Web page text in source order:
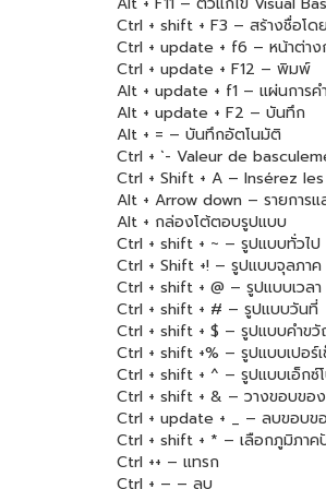
Ctrl + shift + F3 – สร้างชื่อโ
Ctrl + update + f6 – หน้าต่าง
Ctrl + update + F12 – พิมพ์
Alt + update + f1 – แผ่นการ
Alt + update + F2 – บันทึก
Alt + = – บันทึกอัตโนมัติ
Ctrl + `- Valeur de
Ctrl + Shift + A – Insérez
Alt + Arrow down – รายการ
Alt + กล่องโต้ตอบรูปแบบ
Ctrl + shift + ~ – รูปแบบทั่วไป
Ctrl + Shift +! – รูปแบบจุลภาค
Ctrl + shift + @ – รูปแบบเวลา
Ctrl + shift + # – รูปแบบวันที่
Ctrl + shift + $ – รูปแบบคำข
Ctrl + shift +% – รูปแบบเปอร์
Ctrl + shift + ^ – รูปแบบเอ็กซ์โ
Ctrl + shift + & – วางขอบขอ
Ctrl + update + _ – ลบขอบข
Ctrl + shift + * – เลือกภูมิภาค
Ctrl ++ – แทรก
Ctrl + – – ลบ